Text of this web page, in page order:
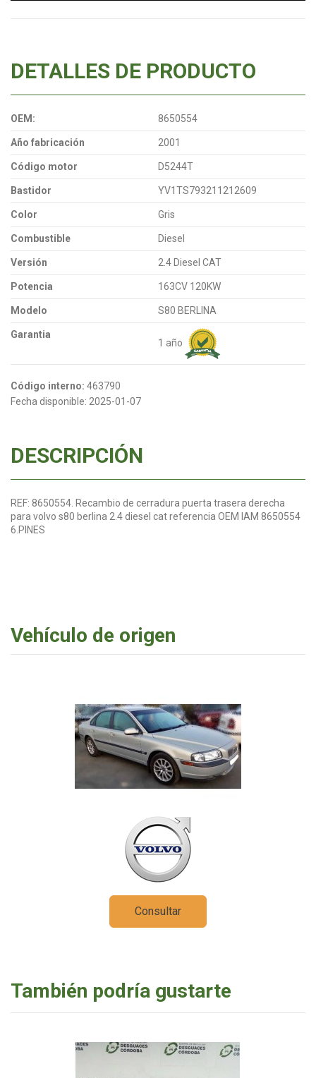
DETALLES DE PRODUCTO
OEM: 8650554
Año fabricación 2001
Código motor D5244T
Bastidor YV1TS793211212609
Color Gris
Combustible Diesel
Versión 2.4 Diesel CAT
Potencia 163CV 120KW
Modelo S80 BERLINA
Garantia
1 año
Código interno: 463790
Fecha disponible: 2025-01-07
DESCRIPCIÓN
REF: 8650554. Recambio de cerradura puerta trasera derecha
para volvo s80 berlina 2.4 diesel cat referencia OEM IAM 8650554
6.PINES
Vehículo de origen
Consultar
También podría gustarte